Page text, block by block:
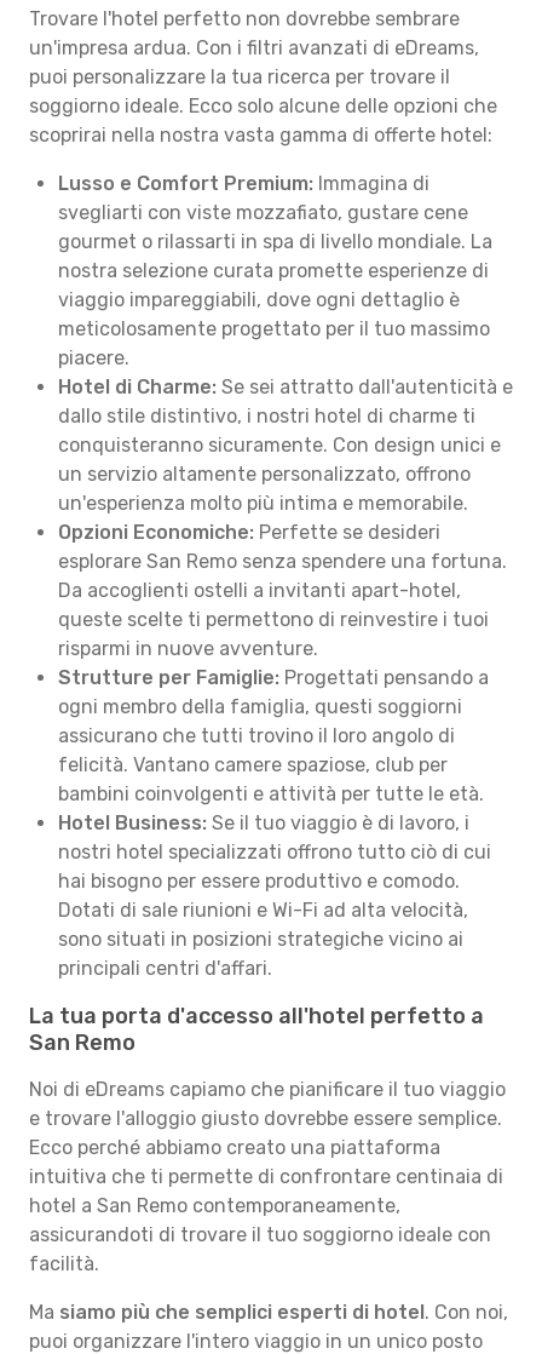
Trovare l'hotel perfetto non dovrebbe sembrare
un'impresa ardua. Con i filtri avanzati di eDreams,
puoi personalizzare la tua ricerca per trovare il
soggiorno ideale. Ecco solo alcune delle opzioni che
scoprirai nella nostra vasta gamma di offerte hotel:
Lusso e Comfort Premium: Immagina di
svegliarti con viste mozzafiato, gustare cene
gourmet o rilassarti in spa di livello mondiale. La
nostra selezione curata promette esperienze di
viaggio impareggiabili, dove ogni dettaglio è
meticolosamente progettato per il tuo massimo
piacere.
Hotel di Charme: Se sei attratto dall'autenticità e
dallo stile distintivo, i nostri hotel di charme ti
conquisteranno sicuramente. Con design unici e
un servizio altamente personalizzato, offrono
un'esperienza molto più intima e memorabile.
Opzioni Economiche: Perfette se desideri
esplorare San Remo senza spendere una fortuna.
Da accoglienti ostelli a invitanti apart-hotel,
queste scelte ti permettono di reinvestire i tuoi
risparmi in nuove avventure.
Strutture per Famiglie: Progettati pensando a
ogni membro della famiglia, questi soggiorni
assicurano che tutti trovino il loro angolo di
felicità. Vantano camere spaziose, club per
bambini coinvolgenti e attività per tutte le età.
Hotel Business: Se il tuo viaggio è di lavoro, i
nostri hotel specializzati offrono tutto ciò di cui
hai bisogno per essere produttivo e comodo.
Dotati di sale riunioni e Wi-Fi ad alta velocità,
sono situati in posizioni strategiche vicino ai
principali centri d'affari.
La tua porta d'accesso all'hotel perfetto a
San Remo
Noi di eDreams capiamo che pianificare il tuo viaggio
e trovare l'alloggio giusto dovrebbe essere semplice.
Ecco perché abbiamo creato una piattaforma
intuitiva che ti permette di confrontare centinaia di
hotel a San Remo contemporaneamente,
assicurandoti di trovare il tuo soggiorno ideale con
facilità.
Ma siamo più che semplici esperti di hotel. Con noi,
puoi organizzare l'intero viaggio in un unico posto